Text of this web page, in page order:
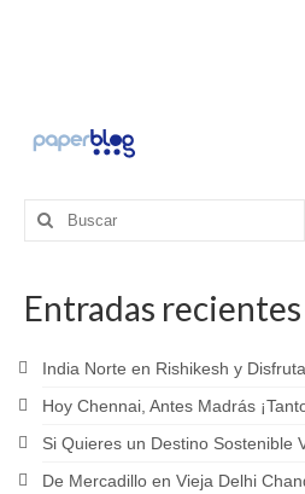
Buscar
por:
Entradas recientes
India Norte en Rishikesh y
Hoy Chennai, Antes Madrás
Si Quieres un Destino Sostenible
De Mercadillo en Vieja Delhi